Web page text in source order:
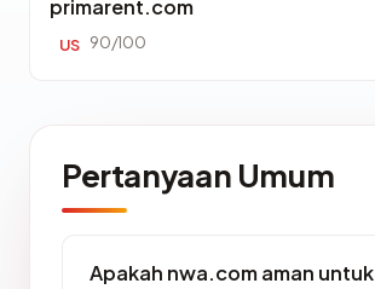
primarent.com
US 90/100
Pertanyaan Umum
Apakah nwa.com aman untuk